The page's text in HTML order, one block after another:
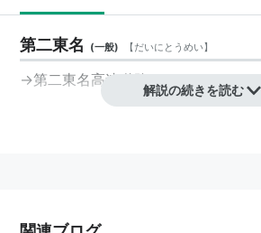
第二東名 (一般) 【だいにとうめい】
→第二東名高速道路
解説の続きを読む